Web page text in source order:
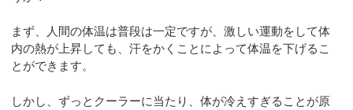
まず、人間の体温は普段は一定ですが、激しい運動をして体
内の熱が上昇しても、汗をかくことによって体温を下げるこ
とができます。
しかし、ずっとクーラーに当たり、体が冷えすぎることが原